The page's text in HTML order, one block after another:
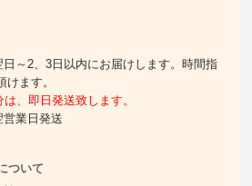
～2、3日以内にお届けします。時間指
ます。
、即日発送致します。
業日発送
ついて